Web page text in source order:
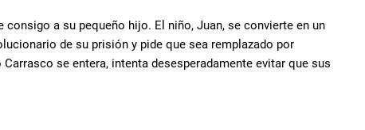
a su pequeño hijo. El niño, Juan, se convierte en un
de su prisión y pide que sea remplazado por
se entera, intenta desesperadamente evitar que sus